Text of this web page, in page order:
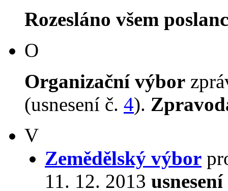
Rozesláno všem
O
Organizační výbor
(usnesení č. 4).
V
Zemědělský výbor
11. 12. 2013 usnesení